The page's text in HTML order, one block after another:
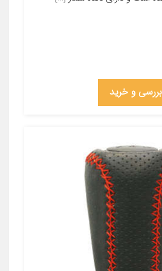
بررسی و خرید